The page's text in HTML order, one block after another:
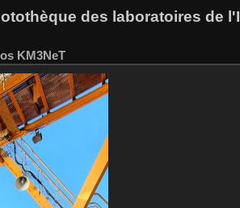
des laboratoires de
KM3NeT